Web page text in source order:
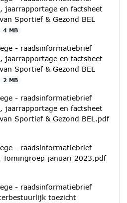
jaarrapportage en factsheet
Sportief & Gezond BEL
4 MB
- raadsinformatiebrief
jaarrapportage en factsheet
Sportief & Gezond BEL
2 MB
- raadsinformatiebrief
jaarrapportage en factsheet
Sportief & Gezond BEL.pdf
- raadsinformatiebrief
Tomingroep januari 2023.pdf
- raadsinformatiebrief
toezicht